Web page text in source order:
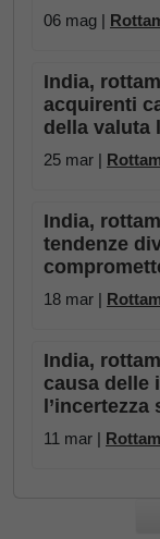
06 mag |
India,
acquirenti
della valuta
25 mar |
India,
tendenze
18 mar |
India,
causa delle
11 mar |